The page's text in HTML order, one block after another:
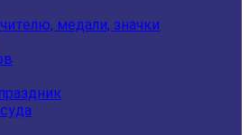
медали, значки